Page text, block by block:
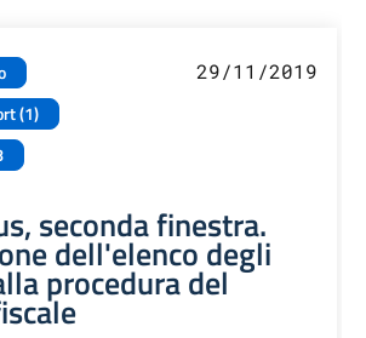
(1)
29/11/2019
seconda finestra.
dell'elenco degli
procedura del